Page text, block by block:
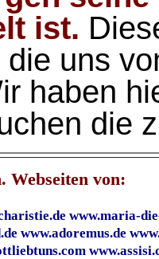
ist.
uns
haben
die
Webseiten von:
www.maria-
www.adoremus.de